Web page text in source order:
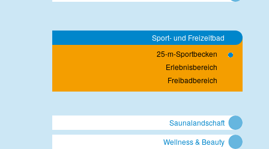
Sport- und Freizeitbad
25-m-Sportbecken
Erlebnisbereich
Freibadbereich
Saunalandschaft
Wellness & Beauty